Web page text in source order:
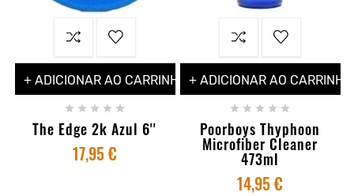
+ ADICIONAR AO CARRINHO
    
The Edge 2k Azul 6''
17,95 €
+ ADICIONAR AO CARRINHO
    
Poorboys Thyphoon
Microfiber Cleaner
473ml
14,95 €